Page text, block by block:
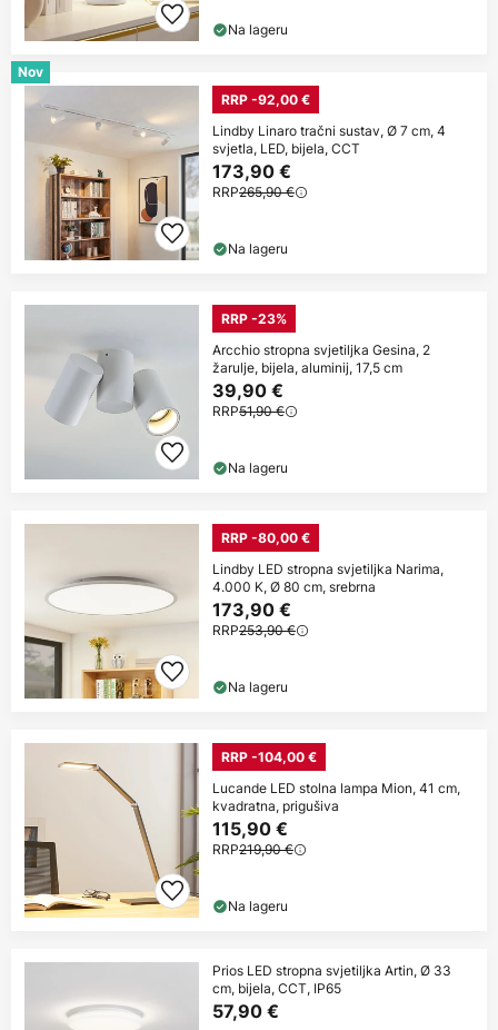
Na lageru
Nov
RRP -92,00 €
Lindby Linaro tračni sustav, Ø 7 cm, 4
svjetla, LED, bijela, CCT
173,90 €
RRP265,90 €
Na lageru
RRP -23%
Arcchio stropna svjetiljka Gesina, 2
žarulje, bijela, aluminij, 17,5 cm
39,90 €
RRP51,90 €
Na lageru
RRP -80,00 €
Lindby LED stropna svjetiljka Narima,
4.000 K, Ø 80 cm, srebrna
173,90 €
RRP253,90 €
Na lageru
RRP -104,00 €
Lucande LED stolna lampa Mion, 41 cm,
kvadratna, prigušiva
115,90 €
RRP219,90 €
Na lageru
Prios LED stropna svjetiljka Artin, Ø 33
cm, bijela, CCT, IP65
57,90 €